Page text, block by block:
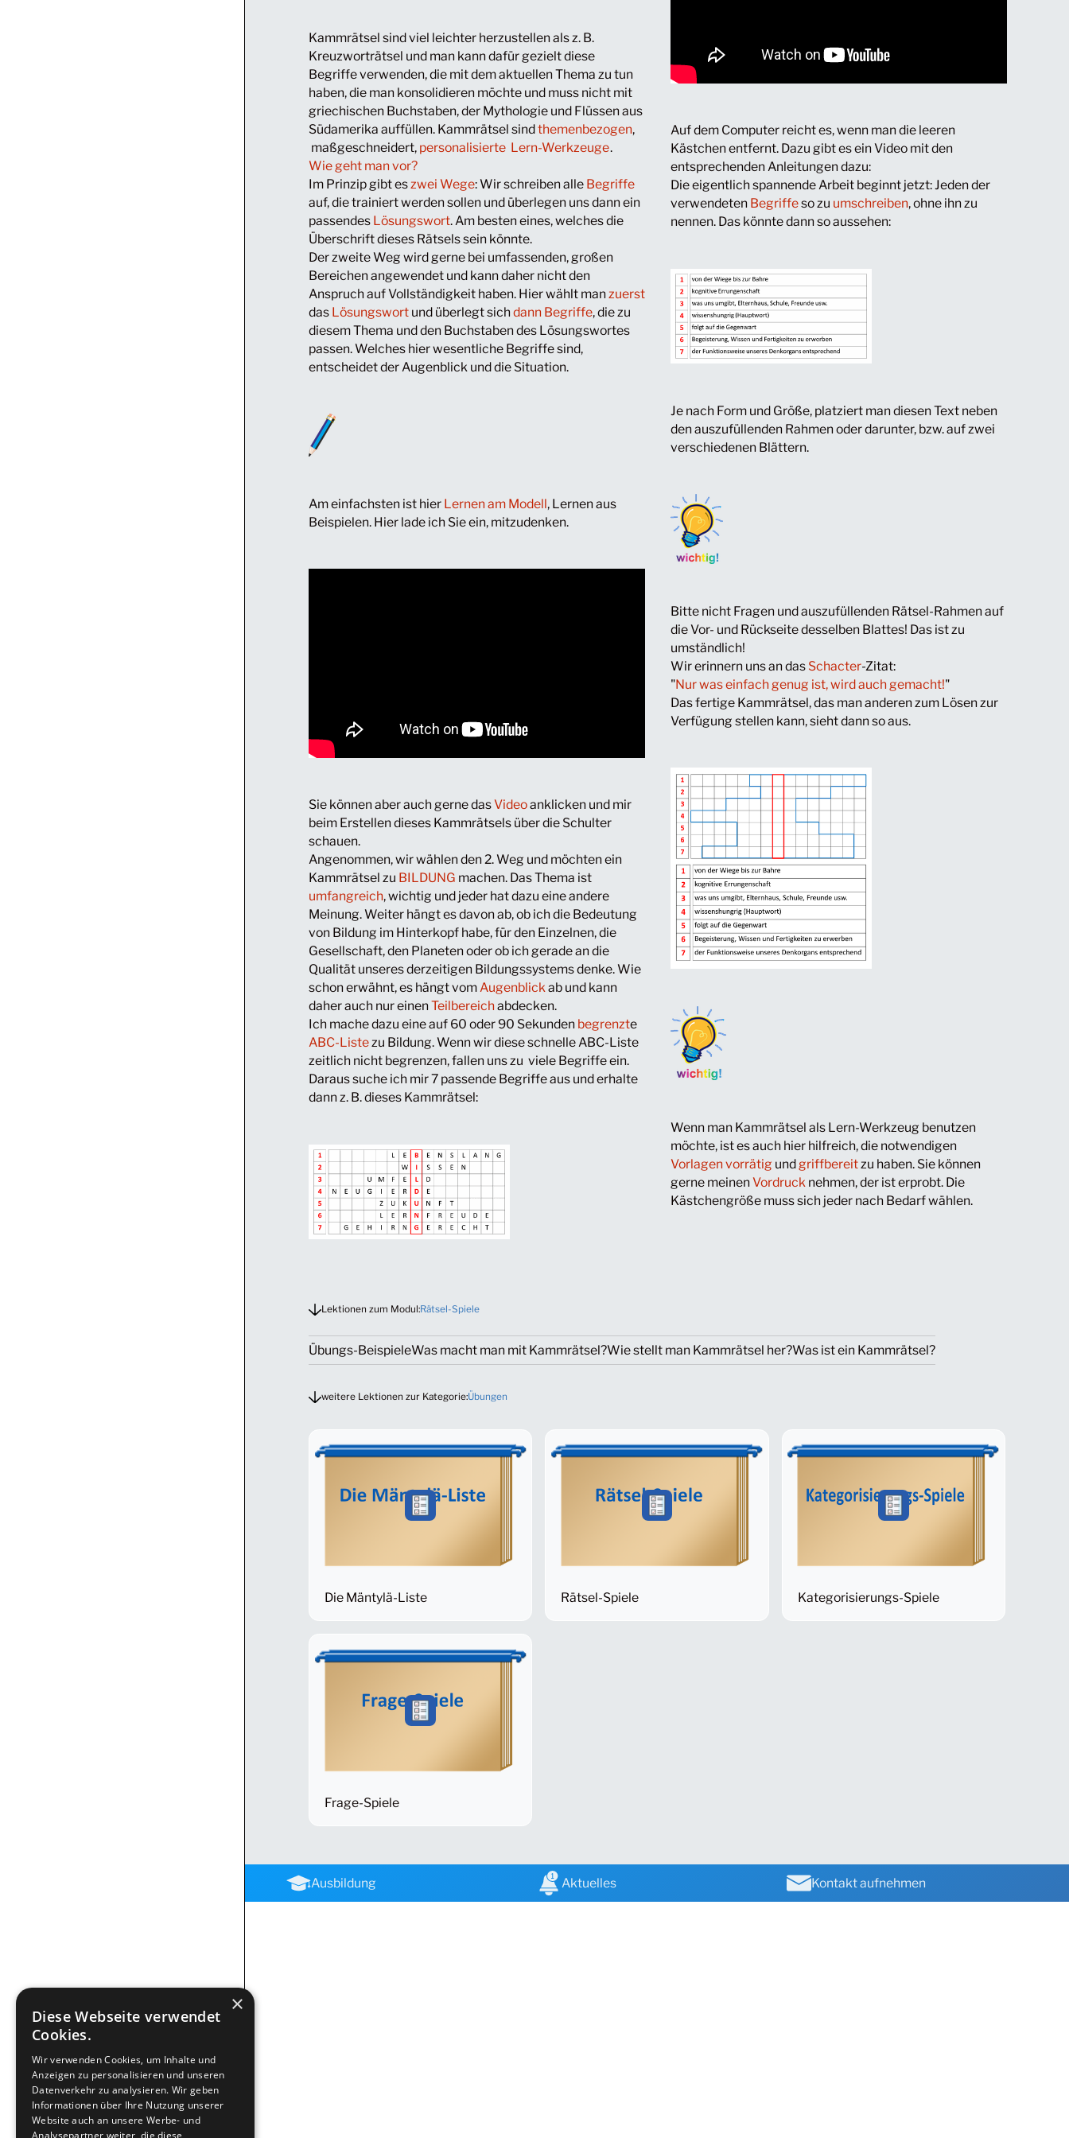
Kammrätsel sind viel leichter herzustellen als z. B.
Kreuzworträtsel und man kann dafür gezielt diese
Begriffe verwenden, die mit dem aktuellen Thema zu tun
haben, die man konsolidieren möchte und muss nicht mit
griechischen Buchstaben, der Mythologie und Flüssen aus
Südamerika auffüllen. Kammrätsel sindthemenbezogen,
maßgeschneidert, personalisierte Lern-Werkzeuge.
Wie geht man vor?
Im Prinzip gibt eszwei Wege: Wir schreiben alle Begriffe
auf, die trainiert werden sollen und überlegen uns dann ein
passendes Lösungswort. Am besten eines, welches die
Überschrift dieses Rätsels sein könnte.
Der zweite Weg wird gerne bei umfassenden, großen
Bereichen angewendet und kann daher nicht den
Anspruch auf Vollständigkeit haben. Hier wählt manzuerst
das Lösungswort und überlegt sichdann Begriffe, die zu
diesem Thema und den Buchstaben des Lösungswortes
passen. Welches hier wesentliche Begriffe sind,
entscheidet der Augenblick und die Situation.
Am einfachsten ist hier Lernen am Modell, Lernen aus
Beispielen. Hier lade ich Sie ein, mitzudenken.
Sie können aber auch gerne dasVideoanklicken und mir
beim Erstellen dieses Kammrätsels über die Schulter
schauen.
Angenommen, wir wählen den 2. Weg und möchten ein
Kammrätsel zu BILDUNG machen. Das Thema ist
umfangreich, wichtig und jeder hat dazu eine andere
Meinung. Weiter hängt es davon ab, ob ich die Bedeutung
von Bildung im Hinterkopf habe, für den Einzelnen, die
Gesellschaft, den Planeten oder ob ich gerade an die
Qualität unseres derzeitigen Bildungssystems denke. Wie
schon erwähnt, es hängt vomAugenblickab und kann
daher auch nur einenTeilbereichabdecken.
Ich mache dazu eine auf 60 oder 90 Sekunden begrenzte
ABC-Listezu Bildung. Wenn wir diese schnelle ABC-Liste
zeitlich nicht begrenzen, fallen uns zu viele Begriffe ein.
Daraus suche ich mir 7 passende Begriffe aus und erhalte
dann z. B. dieses Kammrätsel:
Auf dem Computer reicht es, wenn man die leeren
Kästchen entfernt. Dazu gibt es ein Video mit den
entsprechenden Anleitungen dazu:
Die eigentlich spannende Arbeit beginnt jetzt: Jeden der
verwendeten Begriffeso zu umschreiben, ohne ihn zu
nennen. Das könnte dann so aussehen:
Je nach Form und Größe, platziert man diesen Text neben
den auszufüllenden Rahmen oder darunter, bzw. auf zwei
verschiedenen Blättern.
Bitte nicht Fragen und auszufüllenden Rätsel-Rahmen auf
die Vor- und Rückseite desselben Blattes! Das ist zu
umständlich!
Wir erinnern uns an das Schacter-Zitat:
"Nur was einfach genug ist, wird auch gemacht!"
Das fertige Kammrätsel, das man anderen zum Lösen zur
Verfügung stellen kann, sieht dann so aus.
Wenn man Kammrätsel als Lern-Werkzeug benutzen
möchte, ist es auch hier hilfreich, die notwendigen
Vorlagen vorrätig undgriffbereitzu haben. Sie können
gerne meinenVordruck nehmen, der ist erprobt. Die
Kästchengröße muss sich jeder nach Bedarf wählen.
Lektionen zum Modul:Rätsel-Spiele
Übungs-BeispieleWas macht man mit Kammrätsel?Wie stellt man Kammrätsel her?Was ist ein Kammrätsel?
weitere Lektionen zur Kategorie:Übungen
Die Mäntylä-Liste Rätsel-Spiele Kategorisierungs-Spiele
Frage-Spiele
Ausbildung Aktuelles Kontakt aufnehmen
×
Diese Webseite verwendet
Cookies.
Wir verwenden Cookies, um Inhalte und
Anzeigen zu personalisieren und unseren
Datenverkehr zu analysieren. Wir geben
Informationen über Ihre Nutzung unserer
Website auch an unsere Werbe- und
Analysepartner weiter, die diese